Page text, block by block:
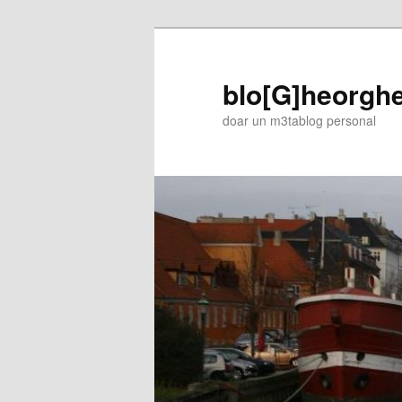
doar un m3tablog personal